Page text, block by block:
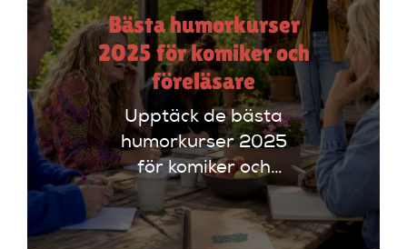
Bästa humorkurser
2025 för komiker och
föreläsare
Upptäck de bästa
humorkurser 2025
för komiker och
föreläsare. Lär dig
tekniker och få
scenerfarenhet med